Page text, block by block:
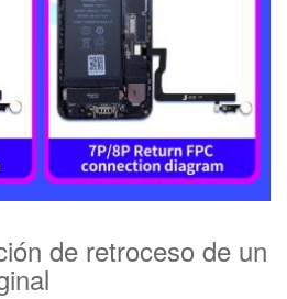
de retroceso de un